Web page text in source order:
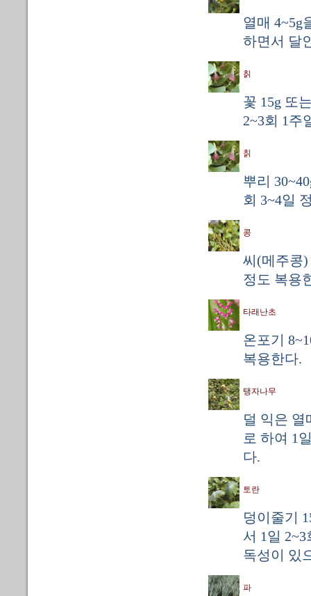
열매 4~5g
하면서 달
칡
꽃 15g 또
2~3회 1주
칡
뿌리
회 3~4일
콩
씨(메주콩)
정도 복용
타래난초
온포기
복용한다.
탱자나무
덜 익은 열
로 하여 1
다.
토란
덩이줄기
서 1일
독성이 있
파